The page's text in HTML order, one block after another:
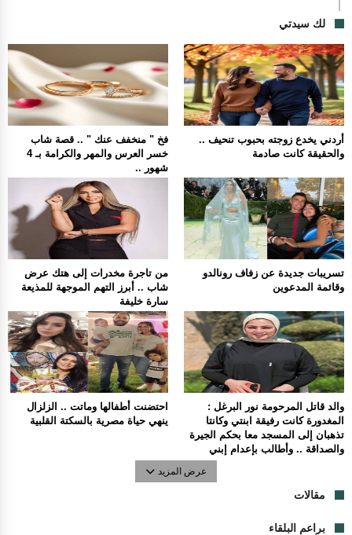
لك سيدتي
فخ " منخفف عنك " .. قصة شاب
خسر العرس والمهر والكرامة بـ 4
شهور ..
أردني يخدع زوجته بحبوب تنحيف ..
والحقيقة كانت صادمة
من تاجرة مخدرات إلى هتك عرض
شاب .. أبرز التهم الموجهة للمذيعة
سارة خليفة
تسريبات جديدة عن زفاف رونالدو
وقائمة المدعوين
احتضنت أطفالها وماتت .. الزلزال
ينهي حياة مصرية بالسكتة القلبية
والد قاتل المرحومة نور البرغل :
المغدورة كانت رفيقة ابنتي وكانتا
تذهبان إلى المسجد معا بحكم الجيرة
والصداقة .. وأطالب بإعدام إبني
عرض المزيد
مقالات
براعم البلقاء